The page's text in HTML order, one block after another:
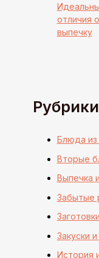
отличия
выпечку
Рубрики
Блюда из
Вторые
Выпечка
Забытые
Закуски
История